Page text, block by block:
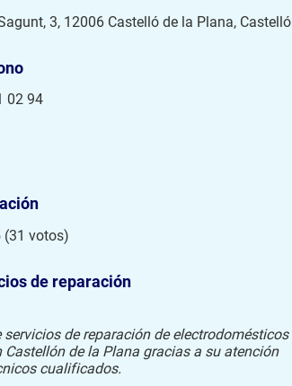
3, 12006 Castelló de la Plana, Castelló
02 94
(31 votos)
de reparación
servicios de reparación de electrodomésticos
Castellón de la Plana gracias a su atención
cualificados.